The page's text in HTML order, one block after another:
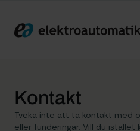
Elektroautomatik
Kontakt
Tveka inte att ta kontakt med
eller funderingar. Vill du